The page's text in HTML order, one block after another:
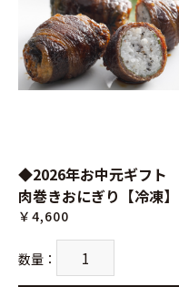
◆2026年お中元ギフト
肉巻きおにぎり【冷凍】
￥4,600
数量 ：